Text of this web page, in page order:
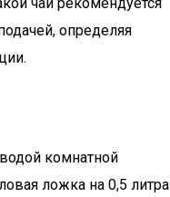
определяя
комнатной
ложка на 0,5 литра